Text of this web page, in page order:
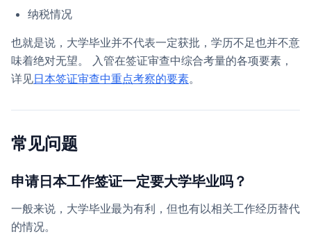
纳税情况
也就是说，大学毕业并不代表一定获批，学历不足也并不意
味着绝对无望。 入管在签证审查中综合考量的各项要素，
详见日本签证审查中重点考察的要素。
常见问题
申请日本工作签证一定要大学毕业吗？
一般来说，大学毕业最为有利，但也有以相关工作经历替代
的情况。